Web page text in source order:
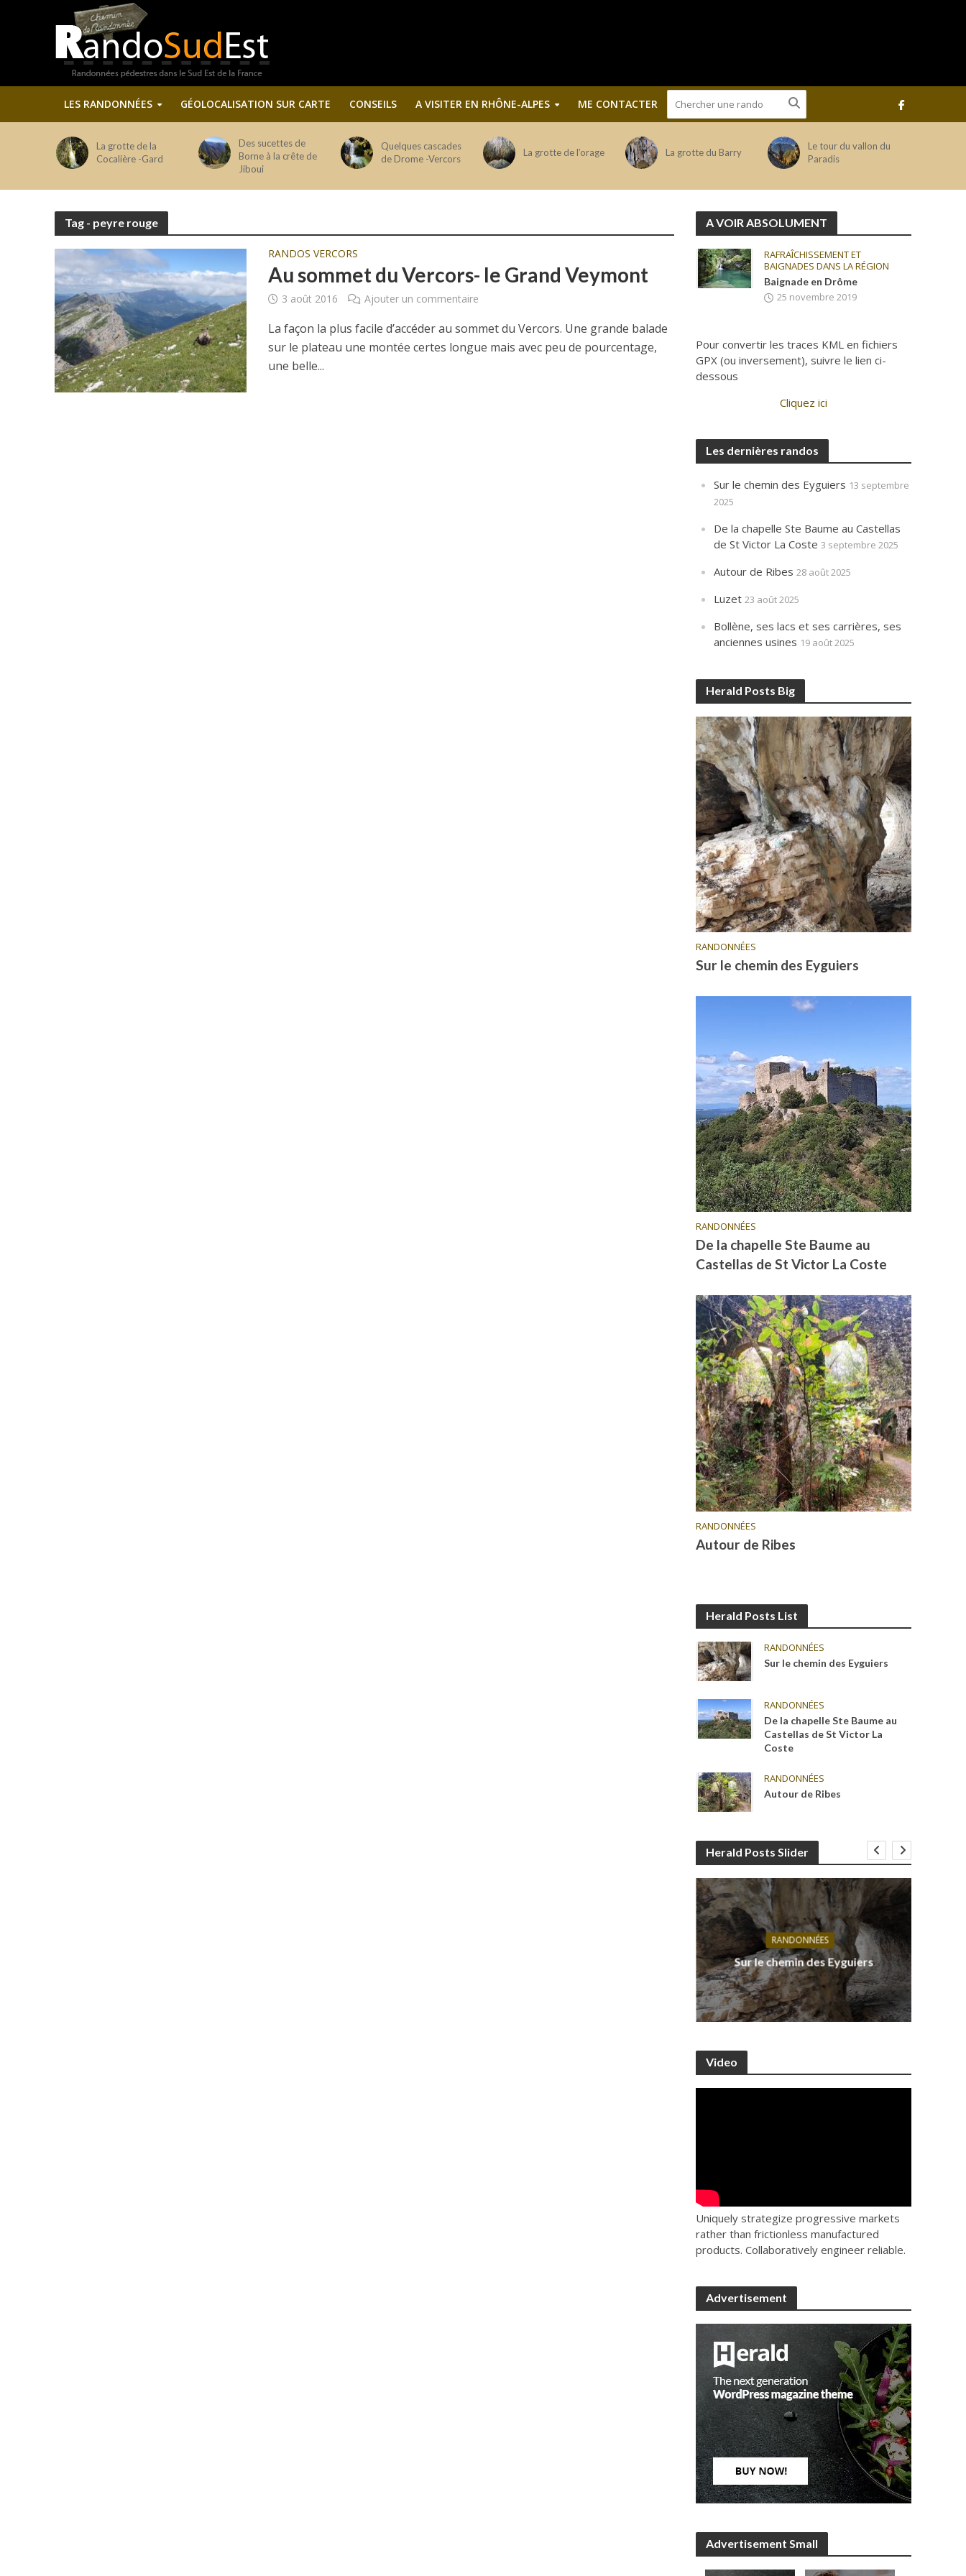
LES RANDONNÉES GÉOLOCALISATION SUR CARTE CONSEILS A VISITER EN RHÔNE-ALPES ME CONTACTER
La grotte de la
Cocalière -Gard
Des sucettes de
Borne à la crête de
Jiboui
Quelques cascades
de Drome -Vercors
La grotte de l’orage La grotte du Barry
Le tour du vallon du
Paradis
Tag - peyre rouge
RANDOS VERCORS
Au sommet du Vercors- le Grand Veymont
3 août 2016 Ajouter un commentaire
La façon la plus facile d’accéder au sommet du Vercors. Une grande balade
sur le plateau une montée certes longue mais avec peu de pourcentage,
une belle...
A VOIR ABSOLUMENT
RAFRAÎCHISSEMENT ET
BAIGNADES DANS LA RÉGION
Baignade en Drôme
25 novembre 2019
Pour convertir les traces KML en fichiers
GPX (ou inversement), suivre le lien ci-
dessous
Cliquez ici
Les dernières randos
Sur le chemin des Eyguiers 13 septembre
2025
De la chapelle Ste Baume au Castellas
de St Victor La Coste 3 septembre 2025
Autour de Ribes 28 août 2025
Luzet 23 août 2025
Bollène, ses lacs et ses carrières, ses
anciennes usines 19 août 2025
Herald Posts Big
RANDONNÉES
Sur le chemin des Eyguiers
RANDONNÉES
De la chapelle Ste Baume au
Castellas de St Victor La Coste
RANDONNÉES
Autour de Ribes
Herald Posts List
RANDONNÉES
Sur le chemin des Eyguiers
RANDONNÉES
De la chapelle Ste Baume au
Castellas de St Victor La
Coste
RANDONNÉES
Autour de Ribes
Herald Posts Slider
RANDONNÉES
Sur le chemin des Eyguiers
Video
Uniquely strategize progressive markets
rather than frictionless manufactured
products. Collaboratively engineer reliable.
Advertisement
Advertisement Small